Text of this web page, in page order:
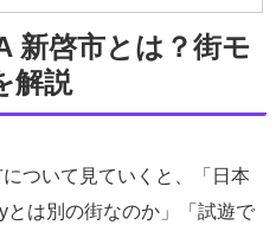
新啓市とは？街モ
解説
ついて見ていくと、「日本
は別の街なのか」「試遊で